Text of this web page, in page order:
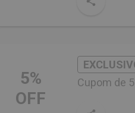
5%
OFF
Cupom de